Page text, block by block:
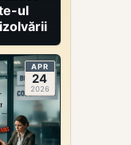
ul
APR
24
2026